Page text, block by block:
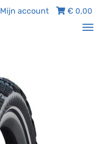
€ 0,00
Mijn account